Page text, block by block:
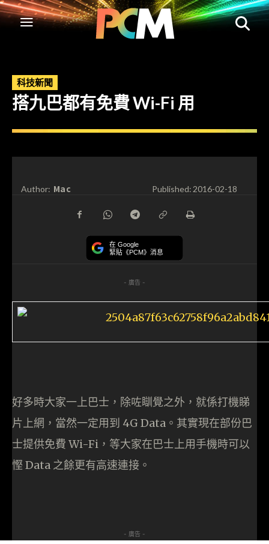
科技新聞
搭九巴都有免費 Wi-Fi 用
Author: Mac Published:2016-02-18
在 Google
緊貼《PCM》消息
- 廣告 -
好多時大家一上巴士，除咗瞓覺之外，就係打機睇
片上網，當然一定用到 4G Data。其實現在部份巴
士提供免費 Wi-Fi，等大家在巴士上用手機時可以
慳 Data 之餘更有高速連接。
- 廣告 -